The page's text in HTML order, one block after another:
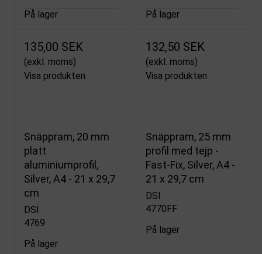
På lager
135,00 SEK
(exkl. moms)
Visa produkten
På lager
132,50 SEK
(exkl. moms)
Visa produkten
Snäppram, 20 mm
platt
aluminiumprofil,
Silver, A4 - 21 x 29,7
cm
DSI
4769
På lager
Snäppram, 25 mm
profil med tejp -
Fast-Fix, Silver, A4 -
21 x 29,7 cm
DSI
4770FF
På lager